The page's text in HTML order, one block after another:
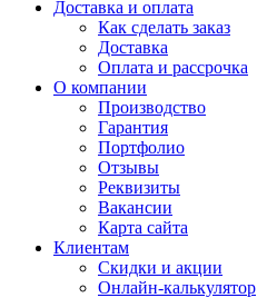
Доставка и оплата
Как сделать заказ
Доставка
Оплата и рассрочка
О компании
Производство
Гарантия
Портфолио
Отзывы
Реквизиты
Вакансии
Карта сайта
Клиентам
Скидки и акции
Онлайн-калькулятор